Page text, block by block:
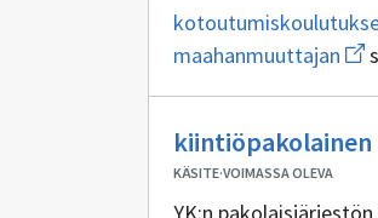
maahanmuuttajan
kiintiöpakolainen
KÄSITE·VOIMASSA OLEVA